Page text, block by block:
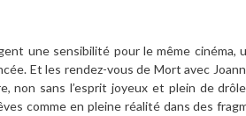
une sensibilité pour le même cinéma,
Et les rendez-vous de Mort avec
non sans l’esprit joyeux et plein de
comme en pleine réalité dans des